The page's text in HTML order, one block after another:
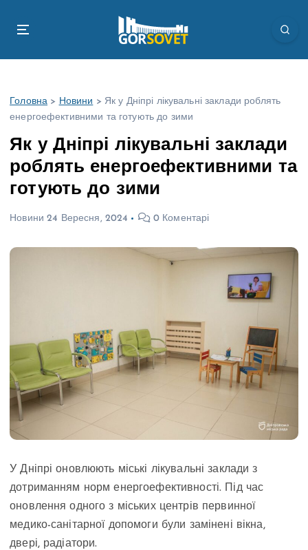
Головна > Новини > Як у Дніпрі лікувальні заклади роблять
енергоефективними та готують до зими
Як у Дніпрі лікувальні заклади
роблять енергоефективними та
готують до зими
Новини 24 Вересня, 2024 0 Коментарі
У Дніпрі оновлюють міські лікувальні заклади з
дотриманням норм енергоефективності. Під час
оновлення одного з міських центрів первинної
медико-санітарної допомоги були замінені вікна,
двері, радіатори.